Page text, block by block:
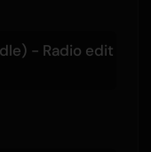
- Radio edit